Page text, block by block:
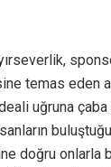
temas eden
uğruna çaba
doğru onlarla